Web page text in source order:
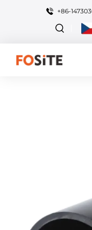
+86-